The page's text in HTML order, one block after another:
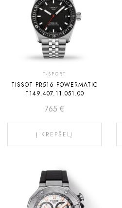
T-SPORT
TISSOT PR516 POWERMATIC
T149.407.11.051.00
765 €
Į KREPŠELĮ